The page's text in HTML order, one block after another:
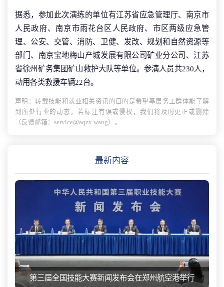
据悉，参加此次演练的单位有江苏省应急管理厅、南京市
人民政府、南京市雨花台区人民政府、市区两级应急管
理、公安、交管、消防、卫健、发改、规划和自然资源等
部门、南京宝地梅山产城发展有限公司矿业分公司、江苏
省徐州矿务集团矿山救护大队等单位。参演人员共230人，
动用各类救援车辆22台。
声明：转载技能和就业相关资讯的目的是希望基层务工群体能了解
到所处行业的动态，若标注有误或侵权，我们将及时更正或删除
（反馈邮箱：service@aqzx.wang）。
最新内容
第三届全国技能大赛新闻发布会在郑州航空港举行